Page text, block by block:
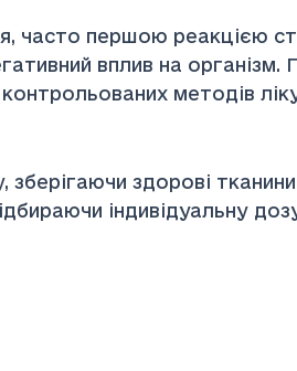
часто першою реакцією
вплив на
методів
здорові
індивідуальну